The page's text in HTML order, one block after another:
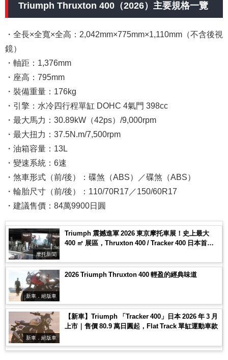
Triumph Thruxton 400（2026）主要規格一覽
・全長×全寬×全高：2,042mm×775mm×1,110mm（不含後視
鏡）
・軸距：1,376mm
・座高：795mm
・裝備重量：176kg
・引擎：水冷四行程單缸 DOHC 4氣門 398cc
・最大馬力：30.89kW（42ps）/9,000rpm
・最大扭力：37.5N.m/7,500rpm
・油箱容量：13L
・變速系統：6速
・煞車形式（前/後）：碟煞（ABS）／碟煞（ABS）
・輪胎尺寸（前/後）：110/70R17／150/60R17
・建議售價：84萬9900日圓
摩托新聞
Triumph 震撼進軍 2026 東京摩托車展！史上最大
400 ㎡ 展區，Thruxton 400 / Tracker 400 日本首度
新車．絕版車
2026 Triumph Thruxton 400 輕盈的經典味道
新車．絕版車
【新車】Triumph 「Tracker 400」日本 2026 年 3 月
上市｜售價 80.9 萬日圓起，Flat Track 單缸運動車款